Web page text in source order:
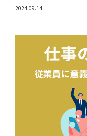
2024.09.14